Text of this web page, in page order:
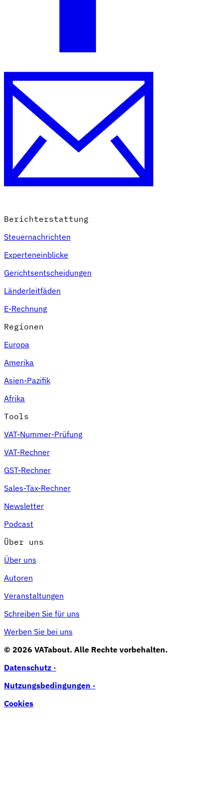
Berichterstattung
Steuernachrichten
Experteneinblicke
Gerichtsentscheidungen
Länderleitfäden
E-Rechnung
Regionen
Europa
Amerika
Asien-Pazifik
Afrika
Tools
VAT-Nummer-Prüfung
VAT-Rechner
GST-Rechner
Sales-Tax-Rechner
Newsletter
Podcast
Über uns
Über uns
Autoren
Veranstaltungen
Schreiben Sie für uns
Werben Sie bei uns
© 2026 VATabout. Alle Rechte vorbehalten.
Datenschutz ·
Nutzungsbedingungen ·
Cookies